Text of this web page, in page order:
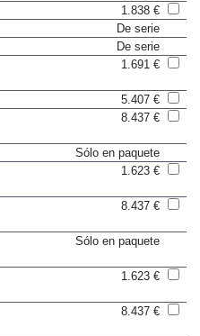
1.838 €
De serie
De serie
1.691 €
5.407 €
8.437 €
Sólo en paquete
1.623 €
8.437 €
Sólo en paquete
1.623 €
8.437 €